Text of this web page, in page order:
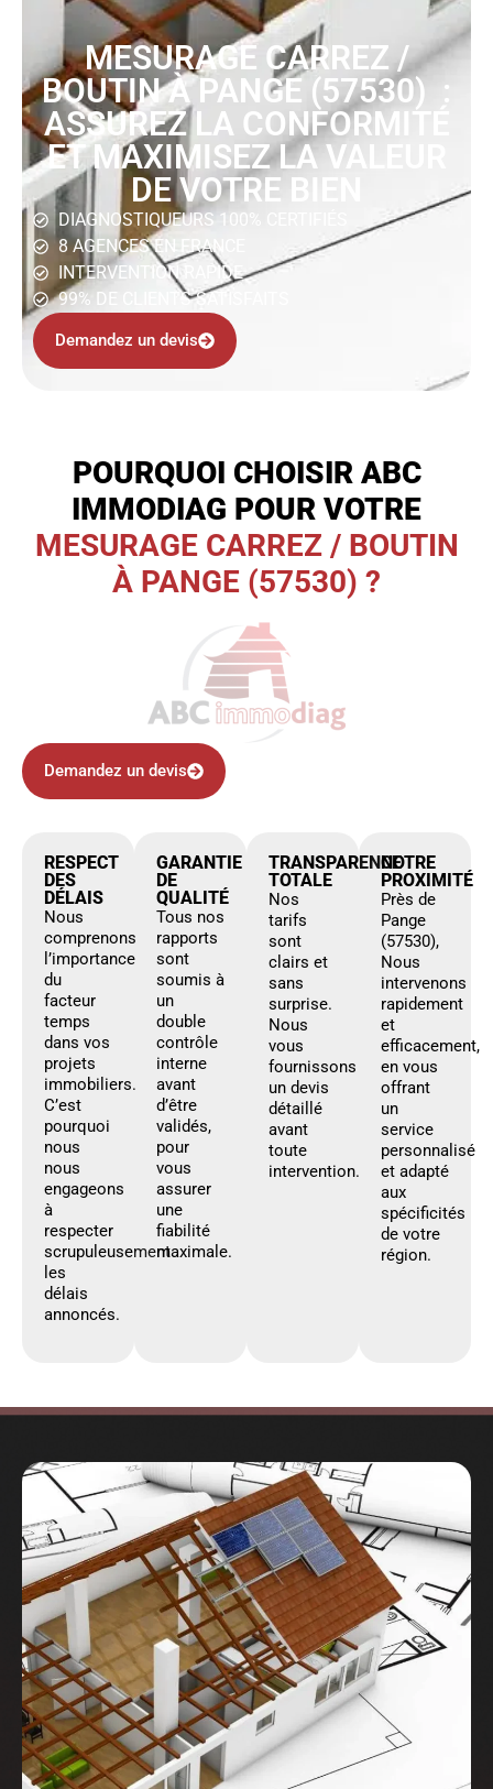
MESURAGE CARREZ /
BOUTIN À PANGE (57530) :
ASSUREZ LA CONFORMITÉ
ET MAXIMISEZ LA VALEUR
DE VOTRE BIEN
DIAGNOSTIQUEURS 100% CERTIFIÉS
8 AGENCES EN FRANCE
INTERVENTION RAPIDE
99% DE CLIENTS SATISFAITS
Demandez un devis
POURQUOI CHOISIR ABC
IMMODIAG POUR VOTRE
MESURAGE CARREZ / BOUTIN
À PANGE (57530) ?
Demandez un devis
RESPECT
DES
DÉLAIS
Nous
comprenons
l’importance
du
facteur
temps
dans vos
projets
immobiliers.
C’est
pourquoi
nous
nous
engageons
à
respecter
scrupuleusement
les
délais
annoncés.
GARANTIE
DE
QUALITÉ
Tous nos
rapports
sont
soumis à
un
double
contrôle
interne
avant
d’être
validés,
pour
vous
assurer
une
fiabilité
maximale.
TRANSPARENCE
TOTALE
Nos
tarifs
sont
clairs et
sans
surprise.
Nous
vous
fournissons
un devis
détaillé
avant
toute
intervention.
NOTRE
PROXIMITÉ
Près de
Pange
(57530),
Nous
intervenons
rapidement
et
efficacement,
en vous
offrant
un
service
personnalisé
et adapté
aux
spécificités
de votre
région.